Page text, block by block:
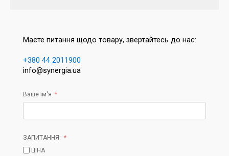
Маєте питання щодо товару, звертайтесь до нас:
+380 44 2011900
info@synergia.ua
Ваше ім'я
ЗАПИТАННЯ:
ЦІНА